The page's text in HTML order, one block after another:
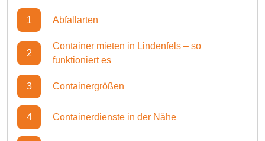
1 Abfallarten
2
Container mieten in Lindenfels – so
funktioniert es
3 Containergrößen
4 Containerdienste in der Nähe